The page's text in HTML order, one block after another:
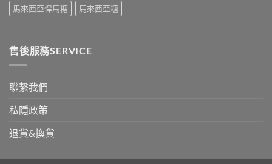
解〉
中
馬來西亞悍馬糖
馬來西亞糖
售後服務SERVICE
聯繫我們
私隱政策
退貨&換貨